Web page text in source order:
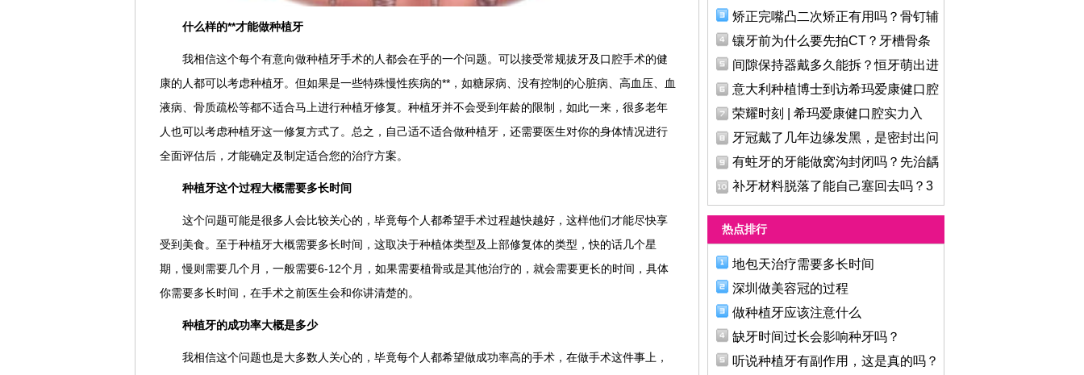
什么样的**才能做种植牙
我相信这个每个有意向做种植牙手术的人都会在乎的一个问题。可以接受常规拔牙及口腔手术的健
康的人都可以考虑种植牙。但如果是一些特殊慢性疾病的**，如糖尿病、没有控制的心脏病、高血压、血
液病、骨质疏松等都不适合马上进行种植牙修复。种植牙并不会受到年龄的限制，如此一来，很多老年
人也可以考虑种植牙这一修复方式了。总之，自己适不适合做种植牙，还需要医生对你的身体情况进行
全面评估后，才能确定及制定适合您的治疗方案。
种植牙这个过程大概需要多长时间
这个问题可能是很多人会比较关心的，毕竟每个人都希望手术过程越快越好，这样他们才能尽快享
受到美食。至于种植牙大概需要多长时间，这取决于种植体类型及上部修复体的类型，快的话几个星
期，慢则需要几个月，一般需要6-12个月，如果需要植骨或是其他治疗的，就会需要更长的时间，具体
你需要多长时间，在手术之前医生会和你讲清楚的。
种植牙的成功率大概是多少
我相信这个问题也是大多数人关心的，毕竟每个人都希望做成功率高的手术，在做手术这件事上，
矫正完嘴凸二次矫正有用吗？骨钉辅
镶牙前为什么要先拍CT？牙槽骨条
件
间隙保持器戴多久能拆？恒牙萌出进
意大利种植博士到访希玛爱康健口腔
荣耀时刻 | 希玛爱康健口腔实力入
牙冠戴了几年边缘发黑，是密封出问
有蛀牙的牙能做窝沟封闭吗？先治龋
补牙材料脱落了能自己塞回去吗？3
热点排行
地包天治疗需要多长时间
深圳做美容冠的过程
做种植牙应该注意什么
缺牙时间过长会影响种牙吗？
听说种植牙有副作用，这是真的吗？